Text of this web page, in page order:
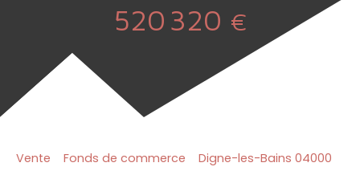
520 320 €
Vente Fonds de commerce Digne-les-Bains 04000